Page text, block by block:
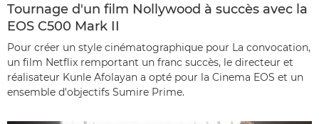
Tournage d'un film Nollywood à succès avec la
EOS C500 Mark II
Pour créer un style cinématographique pour La convocation,
un film Netflix remportant un franc succès, le directeur et
réalisateur Kunle Afolayan a opté pour la Cinema EOS et un
ensemble d'objectifs Sumire Prime.